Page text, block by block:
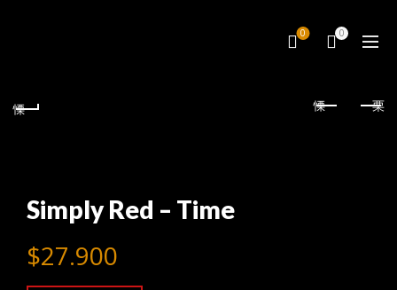
0 0
Simply Red – Time
$27.900